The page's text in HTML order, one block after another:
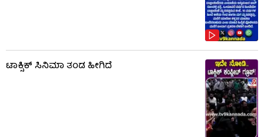
ಟಾಕ್ಸಿಕ್​​​ ಸಿನಿಮಾ ತಂಡ ಹೀಗಿದೆ